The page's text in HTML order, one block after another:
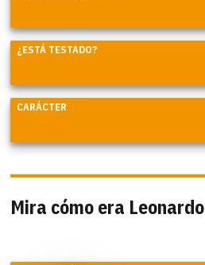
¿ESTÁ TESTADO?
CARÁCTER
Mira cómo era Leonardo